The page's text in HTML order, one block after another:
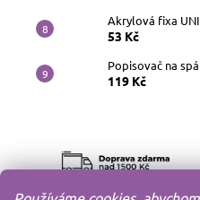
Akrylová fixa UNI
53 Kč
Popisovač na
119 Kč